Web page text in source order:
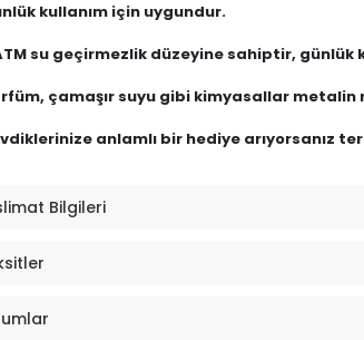
kullanım için uygundur.
su geçirmezlik düzeyine sahiptir, günlük
çamaşır suyu gibi kimyasallar metalin
anlamlı bir hediye arıyorsanız
Bilgileri